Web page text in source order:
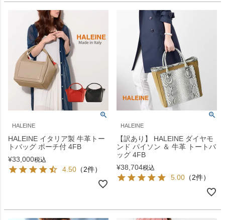
HALEINE
HALEINE イタリア製 牛革トー
トバッグ ポーチ付 4FB
¥33,000税込
4.50 （2件）
HALEINE
【訳あり】 HALEINE ダイヤモ
ンド パイソン ＆ 牛革 トートバ
ッグ 4FB
¥38,704税込
5.00 （2件）